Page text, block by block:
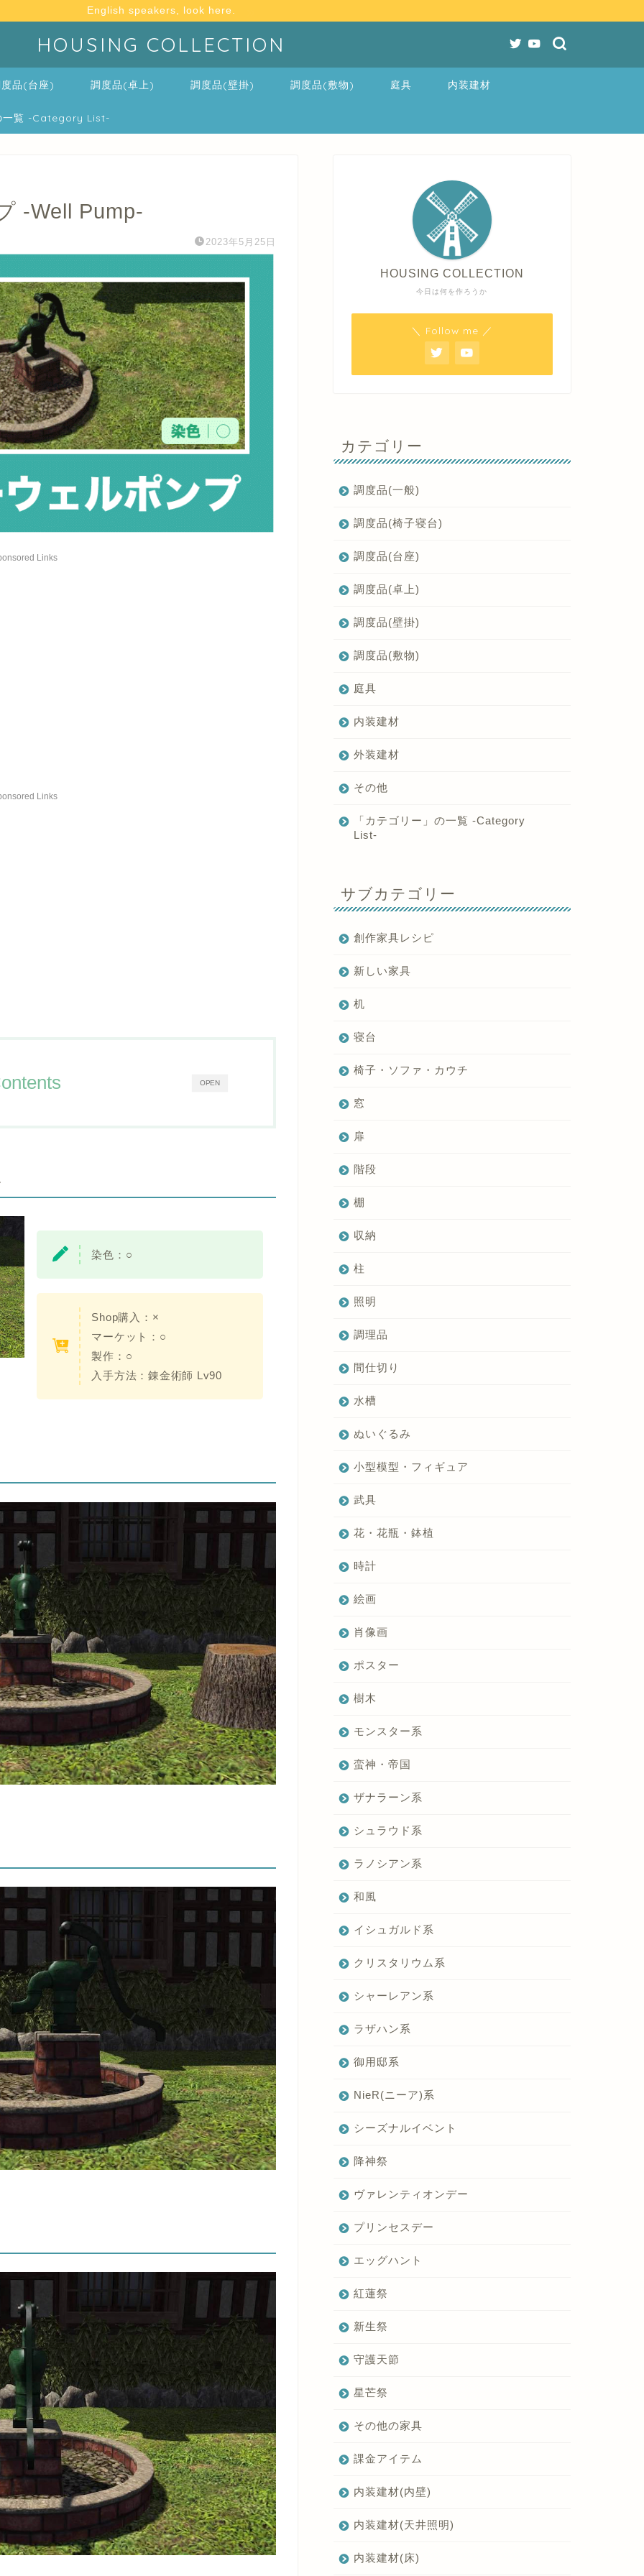
English speakers, look here.
HOUSING COLLECTION
品(台座) 調度品(卓上) 調度品(壁掛) 調度品(敷物) 庭具 内装建材
一覧 -Category List-
-Well Pump-
2023年5月25日
Links
Links
OPEN
染色：○
Shop購入：×
マーケット：○
製作：○
入手方法：錬金術師 Lv90
今日は何を作ろうか
HOUSING COLLECTION
＼ Follow me ／
カテゴリー
調度品(一般)
調度品(椅子寝台)
調度品(台座)
調度品(卓上)
調度品(壁掛)
調度品(敷物)
庭具
内装建材
外装建材
その他
「カテゴリー」の一覧 -Category
List-
サブカテゴリー
創作家具レシピ
新しい家具
机
寝台
椅子・ソファ・カウチ
窓
扉
階段
棚
収納
柱
照明
調理品
間仕切り
水槽
ぬいぐるみ
小型模型・フィギュア
武具
花・花瓶・鉢植
時計
絵画
肖像画
ポスター
樹木
モンスター系
蛮神・帝国
ザナラーン系
シュラウド系
ラノシアン系
和風
イシュガルド系
クリスタリウム系
シャーレアン系
ラザハン系
御用邸系
NieR(ニーア)系
シーズナルイベント
降神祭
ヴァレンティオンデー
プリンセスデー
エッグハント
紅蓮祭
新生祭
守護天節
星芒祭
その他の家具
課金アイテム
内装建材(内壁)
内装建材(天井照明)
内装建材(床)